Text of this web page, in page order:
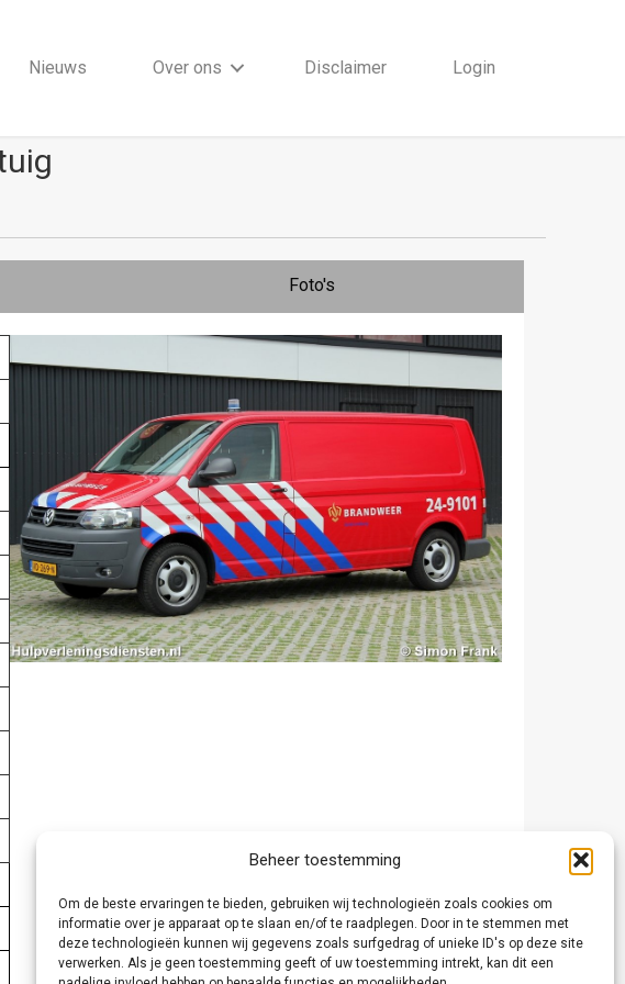
Beheer toestemming
Om de beste ervaringen te bieden, gebruiken wij technologieën zoals cookies om
informatie over je apparaat op te slaan en/of te raadplegen. Door in te stemmen met
deze technologieën kunnen wij gegevens zoals surfgedrag of unieke ID's op deze site
verwerken. Als je geen toestemming geeft of uw toestemming intrekt, kan dit een
Nieuws Over ons Disclaimer Login
Foto's